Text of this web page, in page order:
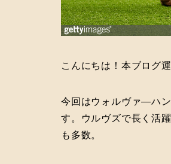
こんにちは！本ブログ
今回はウォルヴァ―ハ
す。ウルヴズで長く活
も多数。